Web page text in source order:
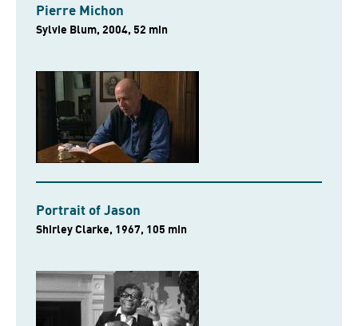
Pierre Michon
Sylvie Blum, 2004, 52 min
Portrait of Jason
Shirley Clarke, 1967, 105 min